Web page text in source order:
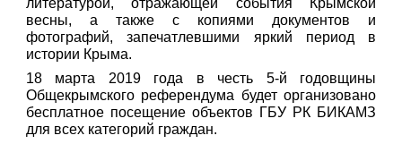
весны, а также с копиями документов и
фотографий, запечатлевшими яркий период в
истории Крыма.
18 марта 2019 года в честь 5-й годовщины
Общекрымского референдума будет организовано
бесплатное посещение объектов ГБУ РК БИКАМЗ
для всех категорий граждан.